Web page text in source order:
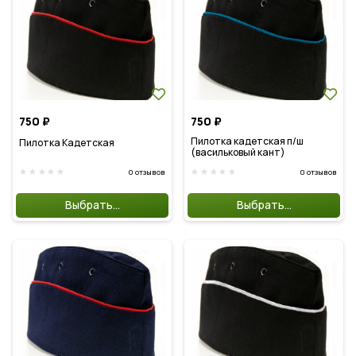
750 ₽
Пилотка Кадетская
star star star star star 0 отзывов
Выбрать...
750 ₽
Пилотка кадетская п/ш
(васильковый кант)
star star star star star 0 отзывов
Выбрать...